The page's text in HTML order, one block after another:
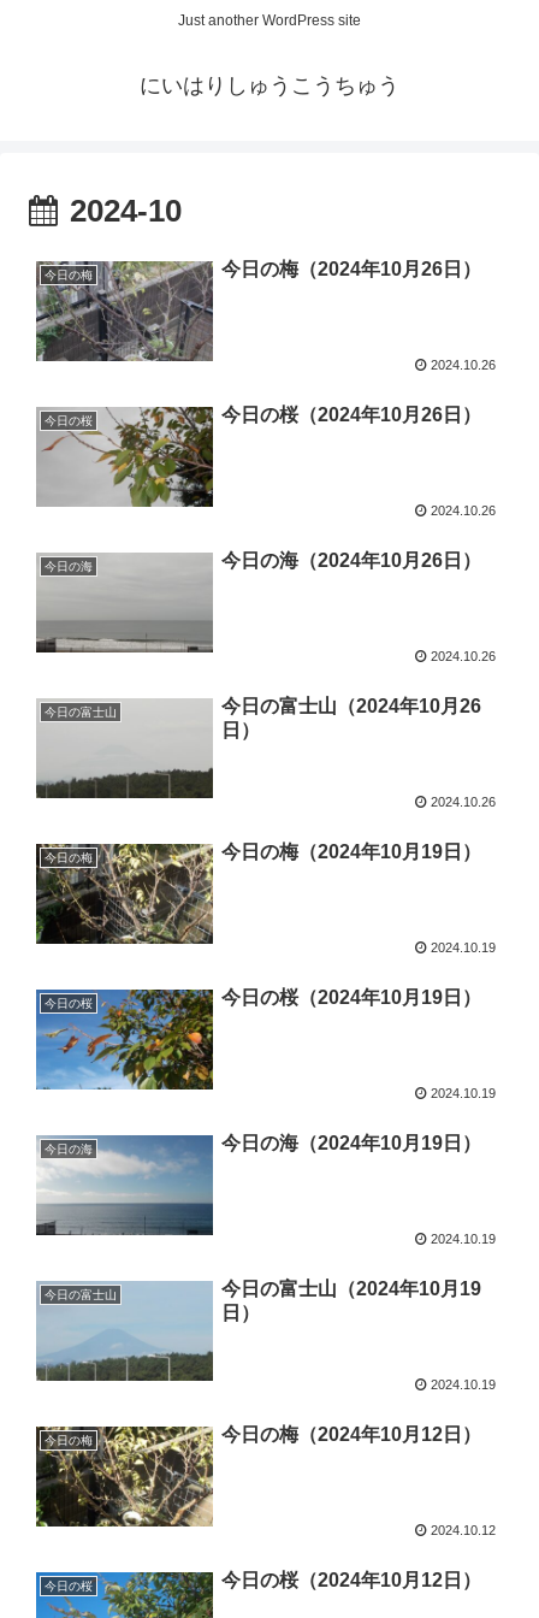
Just another WordPress site
にいはりしゅうこうちゅう
2024-10
今日の梅 今日の梅（2024年10月26日）
2024.10.26
今日の桜 今日の桜（2024年10月26日）
2024.10.26
今日の海 今日の海（2024年10月26日）
2024.10.26
今日の富士山
今日の富士山（2024年10月26
日）
2024.10.26
今日の梅 今日の梅（2024年10月19日）
2024.10.19
今日の桜 今日の桜（2024年10月19日）
2024.10.19
今日の海 今日の海（2024年10月19日）
2024.10.19
今日の富士山
今日の富士山（2024年10月19
日）
2024.10.19
今日の梅 今日の梅（2024年10月12日）
2024.10.12
今日の桜 今日の桜（2024年10月12日）